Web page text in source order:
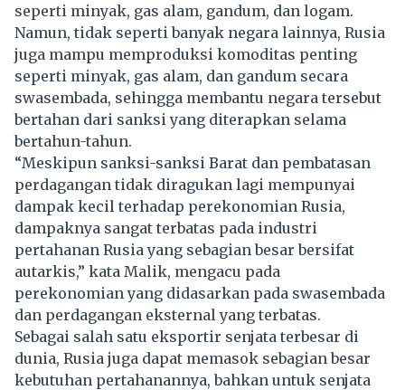
seperti minyak, gas alam, gandum, dan logam.
Namun, tidak seperti banyak negara lainnya, Rusia
juga mampu memproduksi komoditas penting
seperti minyak, gas alam, dan gandum secara
swasembada, sehingga membantu negara tersebut
bertahan dari sanksi yang diterapkan selama
bertahun-tahun.
“Meskipun sanksi-sanksi Barat dan pembatasan
perdagangan tidak diragukan lagi mempunyai
dampak kecil terhadap perekonomian Rusia,
dampaknya sangat terbatas pada industri
pertahanan Rusia yang sebagian besar bersifat
autarkis,” kata Malik, mengacu pada
perekonomian yang didasarkan pada swasembada
dan perdagangan eksternal yang terbatas.
Sebagai salah satu eksportir senjata terbesar di
dunia, Rusia juga dapat memasok sebagian besar
kebutuhan pertahanannya, bahkan untuk senjata